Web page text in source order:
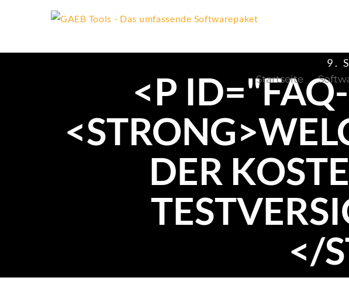
Startseite
9.
<P
DER
</